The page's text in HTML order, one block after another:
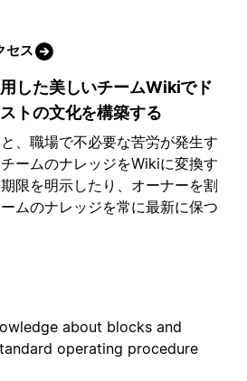
セス
した美しいチームWikiでド
トの文化を構築する
、職場で不必要な苦労が発生す
ームのナレッジをWikiに変換す
限を明示したり、オーナーを割
ムのナレッジを常に最新に保つ
about blocks and
operating procedure